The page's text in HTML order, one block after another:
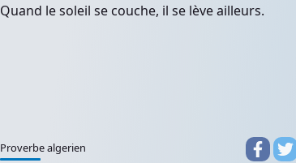
Quand le soleil se couche, il se lève ailleurs.
Proverbe algerien